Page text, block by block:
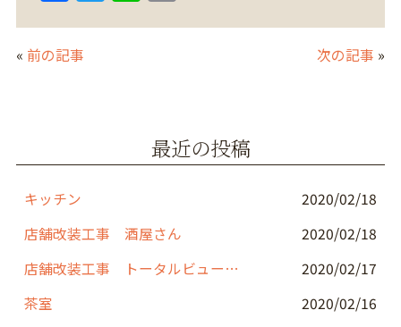
a
c
e
o
k
w n
« 前の記事 次の記事 »
最近の投稿
キッチン
2020/02/18
店舗改装工事 酒屋さん
2020/02/18
店舗改装工事 トータルビューティーサロン
2020/02/17
茶室
2020/02/16